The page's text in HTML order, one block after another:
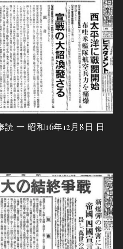
読 ー 昭和16年12月8日 日